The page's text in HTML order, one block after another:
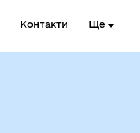
Контакти Ще